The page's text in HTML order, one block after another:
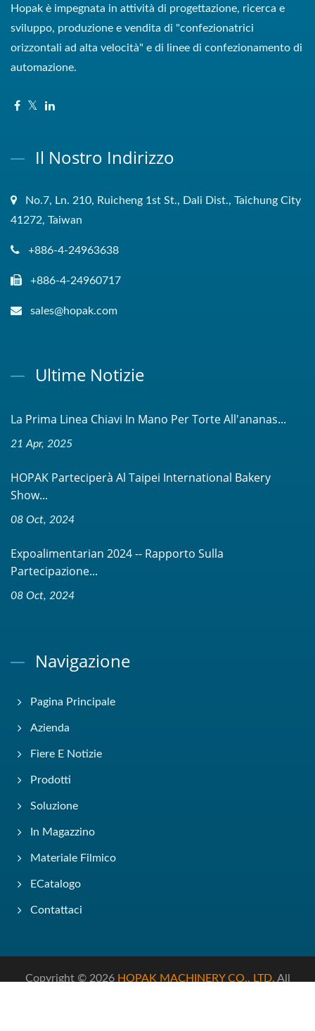
Hopak è impegnata in attività di progettazione, ricerca e
sviluppo, produzione e vendita di "confezionatrici
orizzontali ad alta velocità" e di linee di confezionamento di
automazione.
Il Nostro Indirizzo
No.7, Ln. 210, Ruicheng 1st St., Dali Dist., Taichung City
41272, Taiwan
+886-4-24963638
+886-4-24960717
sales@hopak.com
Ultime Notizie
La Prima Linea Chiavi In Mano Per Torte All'ananas...
21 Apr, 2025
HOPAK Parteciperà Al Taipei International Bakery
Show...
08 Oct, 2024
Expoalimentarian 2024 -- Rapporto Sulla
Partecipazione...
08 Oct, 2024
Navigazione
Pagina Principale
Azienda
Fiere E Notizie
Prodotti
Soluzione
In Magazzino
Materiale Filmico
ECatalogo
Contattaci
Copyright © 2026 HOPAK MACHINERY CO., LTD. All